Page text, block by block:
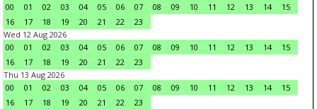
00
01 02 03 04 05 06 07 08 09 10 11 12 13 14
15
16
17 18 19 20 21 22
23
Wed 12 Aug 2026
00
01 02 03 04 05 06 07 08 09 10 11 12 13 14
15
16
17 18 19 20 21 22
23
Thu 13 Aug 2026
00
01 02 03 04 05 06 07 08 09 10 11 12 13 14
15
16
17 18 19 20 21 22
23